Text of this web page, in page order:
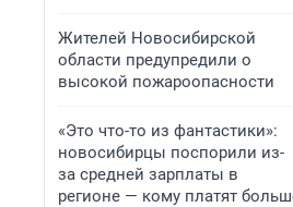
Жителей Новосибирской
области предупредили о
высокой пожароопасности
«Это что-то из фантастики»:
новосибирцы поспорили из-
за средней зарплаты в
регионе — кому платят